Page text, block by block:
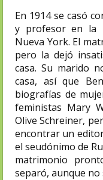
En 1914 se casó
y profesor en la
Nueva York. El
pero la dejó
casa. Su marido
casa, así que
biografías de
feministas Mary
Olive Schreiner,
encontrar un
el seudónimo de
matrimonio
separó, aunque no